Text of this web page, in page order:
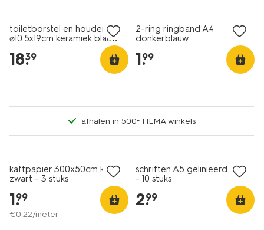
toiletborstel en houder
⌀10.5x19cm keramiek blauw
18.
39
2-ring ringband A4
donkerblauw
1.
99
afhalen in 500+ HEMA winkels
kaftpapier 300x50cm kraft
zwart - 3 stuks
1.
99
€0.22/meter
schriften A5 gelinieerd kraft
- 10 stuks
2.
99